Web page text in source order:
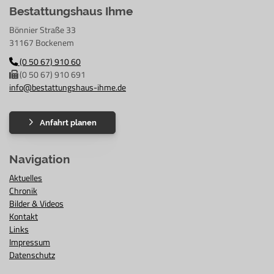
Bestattungshaus Ihme
Bönnier Straße 33
31167 Bockenem
(0 50 67) 910 60
(0 50 67) 910 691
info@bestattungshaus-ihme.de
Anfahrt planen
Navigation
Aktuelles
Chronik
Bilder & Videos
Kontakt
Links
Impressum
Datenschutz